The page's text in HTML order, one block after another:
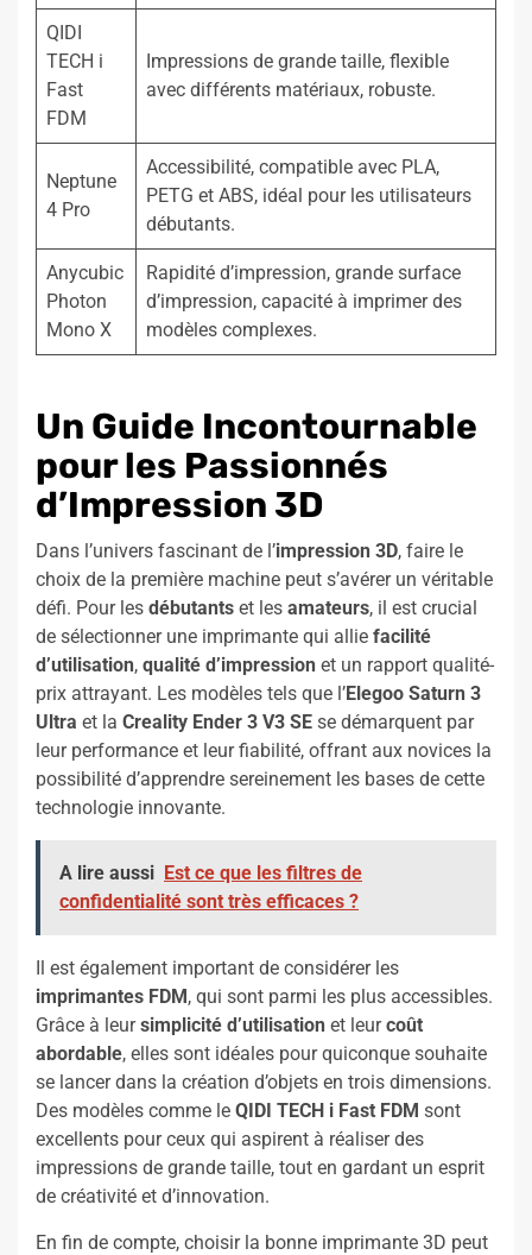
QIDI
TECH i
Fast
FDM
Impressions de grande taille, flexible
avec différents matériaux, robuste.
Neptune
4 Pro
Accessibilité, compatible avec PLA,
PETG et ABS, idéal pour les utilisateurs
débutants.
Anycubic
Photon
Mono X
Rapidité d’impression, grande surface
d’impression, capacité à imprimer des
modèles complexes.
Un Guide Incontournable
pour les Passionnés
d’Impression 3D
Dans l’univers fascinant de l’impression 3D, faire le
choix de la première machine peut s’avérer un véritable
défi. Pour les débutants et les amateurs, il est crucial
de sélectionner une imprimante qui allie facilité
d’utilisation, qualité d’impression et un rapport qualité-
prix attrayant. Les modèles tels que l’Elegoo Saturn 3
Ultra et la Creality Ender 3 V3 SE se démarquent par
leur performance et leur fiabilité, offrant aux novices la
possibilité d’apprendre sereinement les bases de cette
technologie innovante.
A lire aussi Est ce que les filtres de
confidentialité sont très efficaces ?
Il est également important de considérer les
imprimantes FDM, qui sont parmi les plus accessibles.
Grâce à leursimplicité d’utilisation et leurcoût
abordable, elles sont idéales pour quiconque souhaite
se lancer dans la création d’objets en trois dimensions.
Des modèles comme le QIDI TECH i Fast FDM sont
excellents pour ceux qui aspirent à réaliser des
impressions de grande taille, tout en gardant un esprit
de créativité et d’innovation.
En fin de compte, choisir la bonne imprimante 3D peut